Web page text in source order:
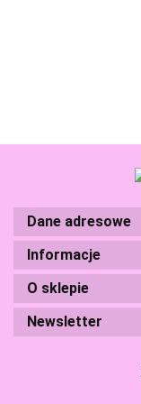
Dane adresowe
Informacje
O sklepie
Newsletter